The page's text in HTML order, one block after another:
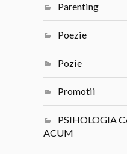
Parenting
Poezie
Pozie
Promotii
PSIHOLOGIA
ACUM